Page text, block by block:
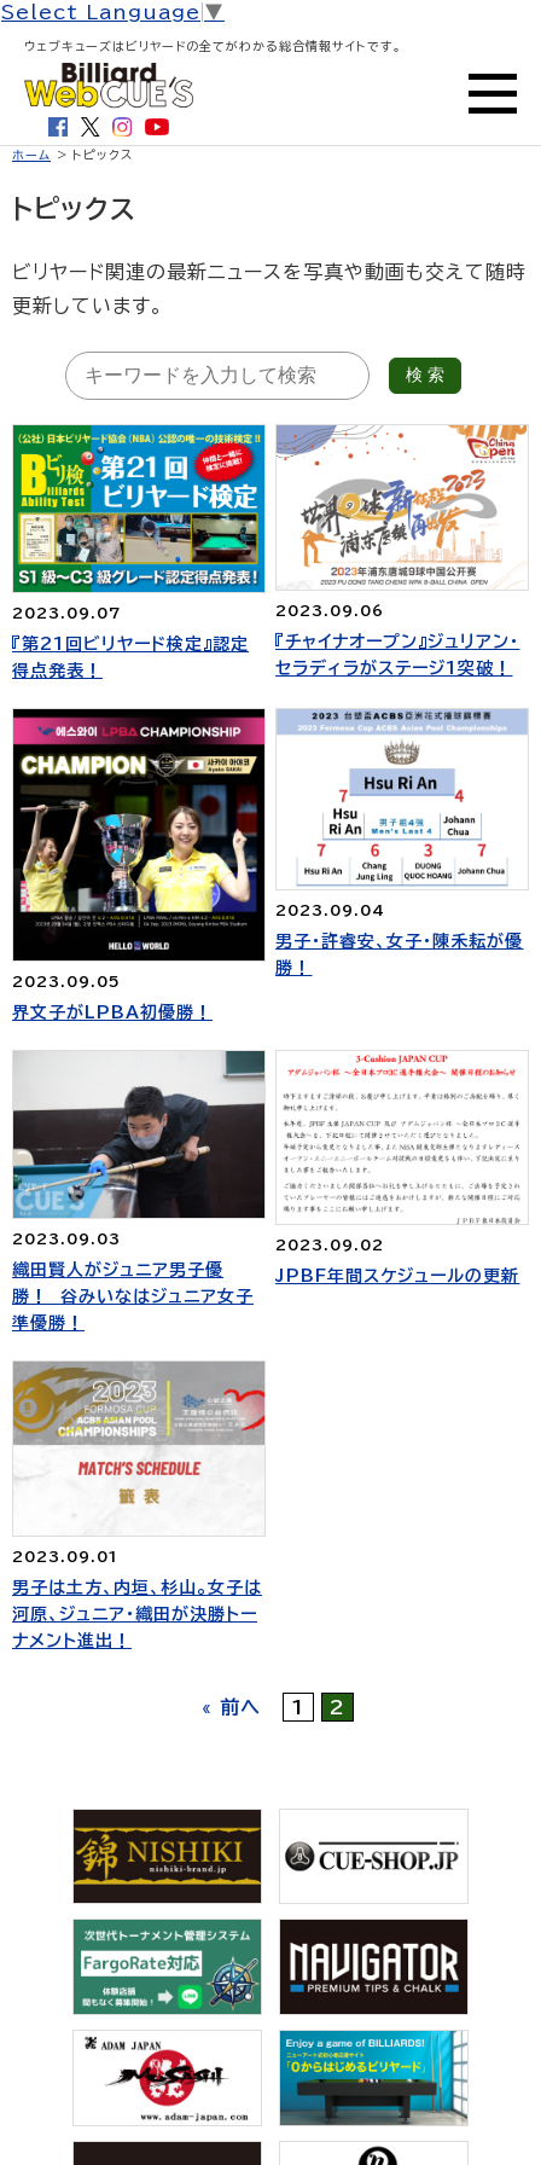
Select Language ▼
ウェブキューズはビリヤードの全てがわかる総合情報サイトです。
ホーム > トピックス
トピックス
ビリヤード関連の最新ニュースを写真や動画も交えて随時
更新しています。
2023.09.07
『第21回ビリヤード検定』認定
得点発表！
2023.09.06
『チャイナオープン』ジュリアン・
セラディラがステージ1突破！
2023.09.05
界文子がLPBA初優勝！
2023.09.04
男子・許睿安、女子・陳禾耘が優
勝！
2023.09.03
織田賢人がジュニア男子優
勝！ 谷みいなはジュニア女子
準優勝！
2023.09.02
JPBF年間スケジュールの更新
2023.09.01
男子は土方、内垣、杉山。女子は
河原、ジュニア・織田が決勝トー
ナメント進出！
« 前へ 1 2